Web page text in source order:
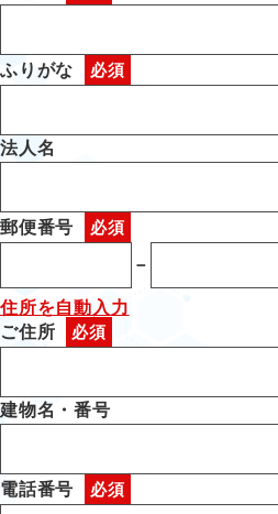
ふりがな
法人名
郵便番号
－
住所を自動入力
ご住所
建物名・番号
電話番号